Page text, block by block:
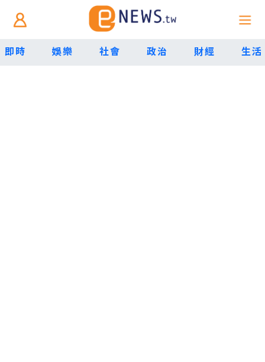
即時 娛樂 社會 政治 財經 生活